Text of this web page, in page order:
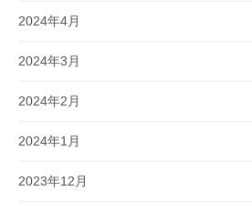
2024年4月
2024年3月
2024年2月
2024年1月
2023年12月